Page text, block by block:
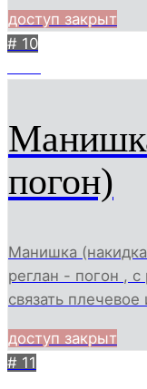
доступ закрыт
# 10
погон)
Манишка
реглан - погон ,
связать
доступ закрыт
# 11